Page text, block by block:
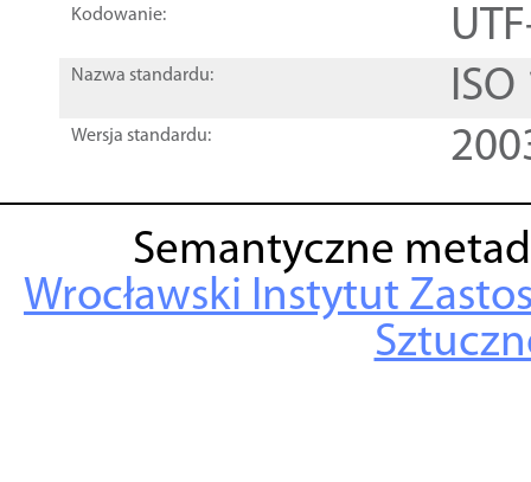
Kodowanie:
Nazwa standardu:
Wersja standardu:
Semantyczne
Wrocławski Instytut